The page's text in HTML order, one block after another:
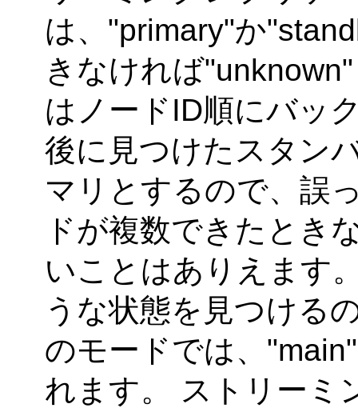
は、"primary"か
きなければ
はノードID順にバッ
後に見つけたスタン
マリとするので、誤
ドが複数できたとき
いことはありえます
うな状態を見つける
のモードでは、
れます。 ストリーミ